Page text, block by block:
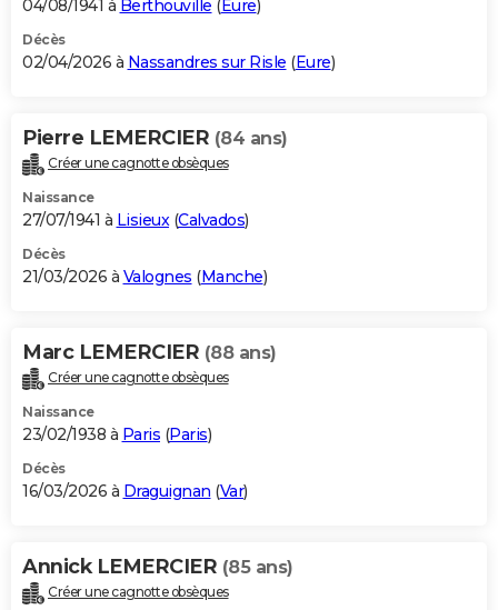
04/08/1941 à Berthouville ( Eure)
Décès
02/04/2026 à Nassandres sur Risle (Eure)
Pierre LEMERCIER (84 ans)
Créer une cagnotte obsèques
Naissance
27/07/1941 à Lisieux(Calvados)
Décès
21/03/2026 à Valognes (Manche)
Marc LEMERCIER (88 ans)
Créer une cagnotte obsèques
Naissance
23/02/1938 à Paris (Paris)
Décès
16/03/2026 à Draguignan (Var)
Annick LEMERCIER (85 ans)
Créer une cagnotte obsèques